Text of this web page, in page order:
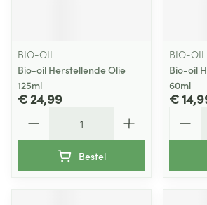
BIO-OIL
Bio-oil Herstellende Olie
125ml
€ 24,99
Bestel
BIO-OIL
Bio-oil
60ml
€